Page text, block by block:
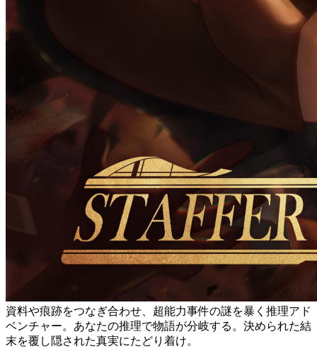
資料や痕跡をつなぎ合わせ、超能力事件の謎を暴く推理アド
ベンチャー。あなたの推理で物語が分岐する。決められた結
末を覆し隠された真実にたどり着け。